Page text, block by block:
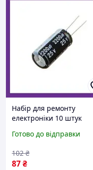
Набір для ремонту
електроніки 10 штук
електролітичні 2200мкФ
перешкод 20мм
Готово до відправки
87₴
102 ₴